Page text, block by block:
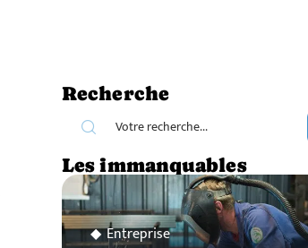
Recherche
Les immanquables
Entreprise